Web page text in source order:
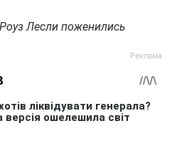
Лесли поженились